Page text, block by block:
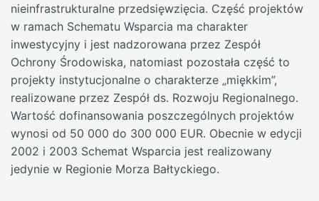
nieinfrastrukturalne przedsięwzięcia. Część projektów
w ramach Schematu Wsparcia ma charakter
inwestycyjny i jest nadzorowana przez Zespół
Ochrony Środowiska, natomiast pozostała część to
projekty instytucjonalne o charakterze „miękkim”,
realizowane przez Zespół ds. Rozwoju Regionalnego.
Wartość dofinansowania poszczególnych projektów
wynosi od 50 000 do 300 000 EUR. Obecnie w edycji
2002 i 2003 Schemat Wsparcia jest realizowany
jedynie w Regionie Morza Bałtyckiego.